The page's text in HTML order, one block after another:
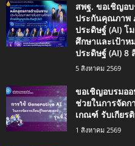
สพฐ. ขอเชิญอ
ประกันคุณภาพ
ประดิษฐ์ (AI) โ
ศึกษาและเป้า
ประดิษฐ์ (AI) 8
5 สิงหาคม 2569
ขอเชิญอบรมออ
ช่วยในการจัดก
เกณฑ์ รับเกียร
1 สิงหาคม 2569